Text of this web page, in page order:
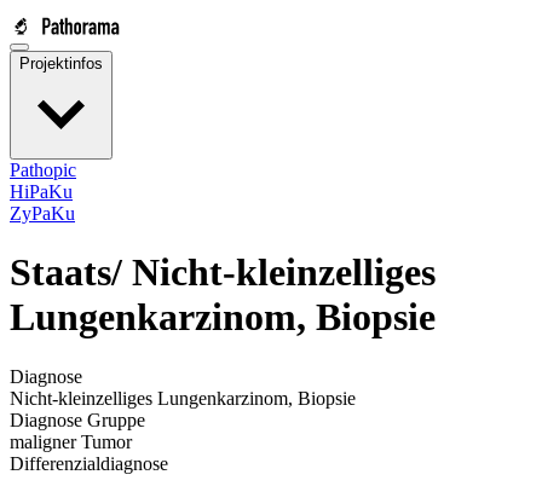
Projektinfos
Pathopic
HiPaKu
ZyPaKu
Staats/ Nicht-kleinzelliges
Lungenkarzinom, Biopsie
Diagnose
Nicht-kleinzelliges Lungenkarzinom, Biopsie
Diagnose Gruppe
maligner Tumor
Differenzialdiagnose